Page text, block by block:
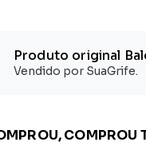
Produto original
Vendido por SuaGrife.
COMPROU